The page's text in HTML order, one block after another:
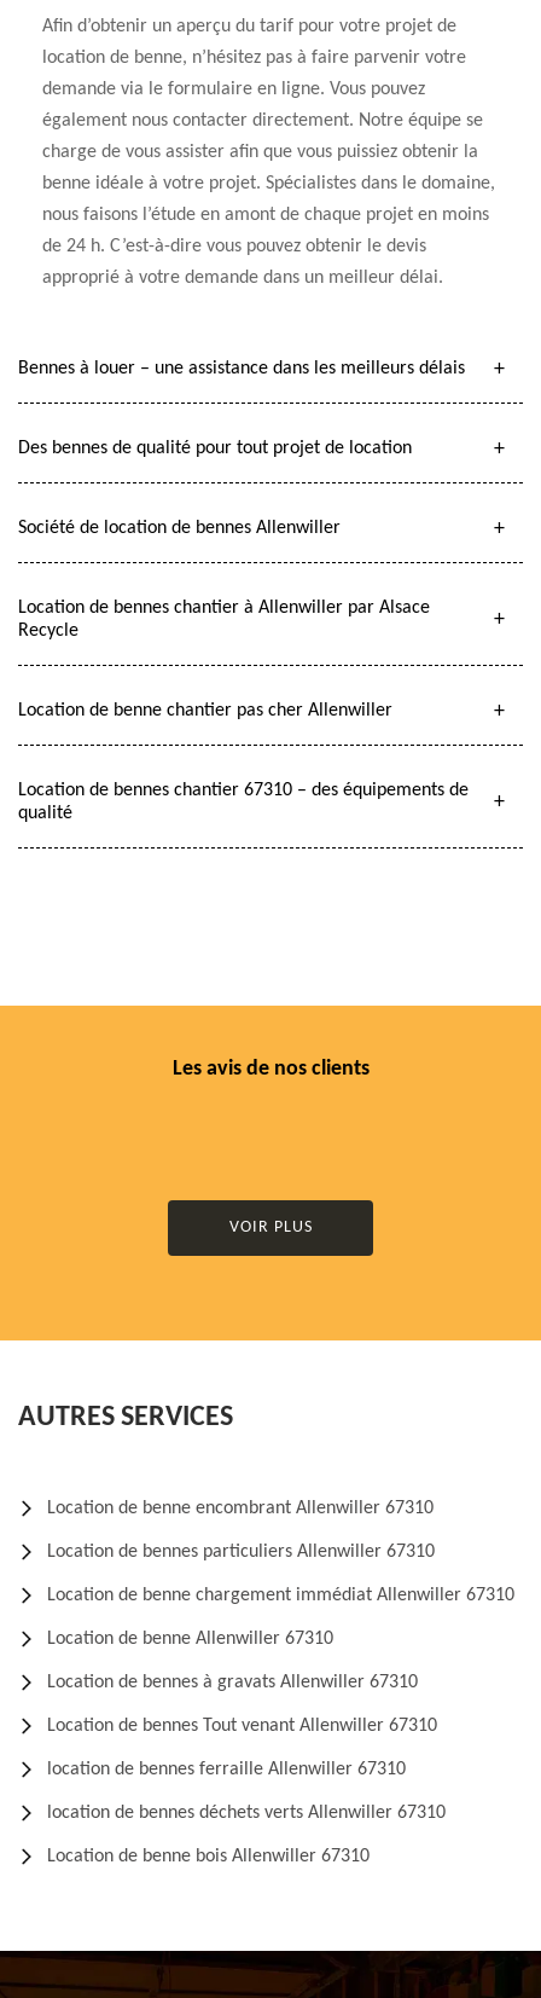
Afin d’obtenir un aperçu du tarif pour votre projet de
location de benne, n’hésitez pas à faire parvenir votre
demande via le formulaire en ligne. Vous pouvez
également nous contacter directement. Notre équipe se
charge de vous assister afin que vous puissiez obtenir la
benne idéale à votre projet. Spécialistes dans le domaine,
nous faisons l’étude en amont de chaque projet en moins
de 24 h. C’est-à-dire vous pouvez obtenir le devis
approprié à votre demande dans un meilleur délai.
Bennes à louer – une assistance dans les meilleurs délais
Des bennes de qualité pour tout projet de location
Société de location de bennes Allenwiller
Location de bennes chantier à Allenwiller par Alsace
Recycle
Location de benne chantier pas cher Allenwiller
Location de bennes chantier 67310 – des équipements de
qualité
Les avis de nos clients
VOIR PLUS
AUTRES SERVICES
Location de benne encombrant Allenwiller 67310
Location de bennes particuliers Allenwiller 67310
Location de benne chargement immédiat Allenwiller 67310
Location de benne Allenwiller 67310
Location de bennes à gravats Allenwiller 67310
Location de bennes Tout venant Allenwiller 67310
location de bennes ferraille Allenwiller 67310
location de bennes déchets verts Allenwiller 67310
Location de benne bois Allenwiller 67310